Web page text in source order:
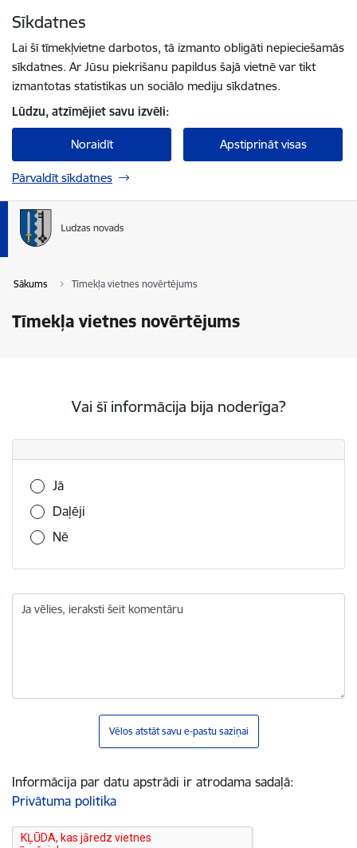
Sīkdatnes
Lai šī tīmekļvietne darbotos, tā izmanto obligāti nepieciešamās
sīkdatnes. Ar Jūsu piekrišanu papildus šajā vietnē var tikt
izmantotas statistikas un sociālo mediju sīkdatnes.
Lūdzu, atzīmējiet savu izvēli:
Noraidīt Apstiprināt visas
Pārvaldīt sīkdatnes
Sākums Tīmekļa vietnes novērtējums
Tīmekļa vietnes novērtējums
Vai šī informācija bija noderīga?
Vai šī informācija bija noderīga?
Jā
Daļēji
Nē
Ja vēlies, ieraksti šeit komentāru
Vēlos atstāt savu e-pastu saziņai
Informācija par datu apstrādi ir atrodama sadaļā:
Privātuma politika